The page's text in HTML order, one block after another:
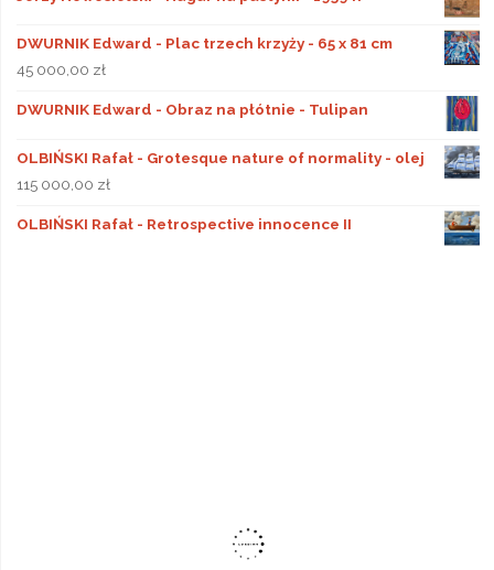
DWURNIK Edward - Plac trzech krzyży - 65 x 81 cm
45 000,00 zł
DWURNIK Edward - Obraz na płótnie - Tulipan
OLBIŃSKI Rafał - Grotesque nature of normality - olej
115 000,00 zł
OLBIŃSKI Rafał - Retrospective innocence II